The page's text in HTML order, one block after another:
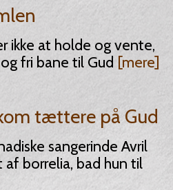
ikke at holde og vente,
fri bane til Gud [mere]
tættere på Gud
sangerinde Avril
borrelia, bad hun til